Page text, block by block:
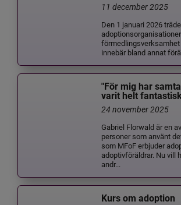
11 december 2025
Den 1 januari 2026
innebär bland annat
"För mig har
varit helt
24 november 2025
Gabriel Florwald är en
personer som använt
som MFoF erbjuder
adoptivföräldrar. Nu vill
andr...
Kurs om adoption